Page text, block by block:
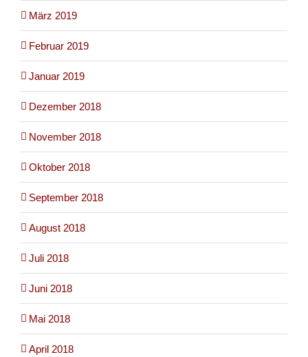
März 2019
Februar 2019
Januar 2019
Dezember 2018
November 2018
Oktober 2018
September 2018
August 2018
Juli 2018
Juni 2018
Mai 2018
April 2018